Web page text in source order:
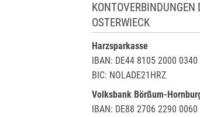
KONTOVERBINDUNGEN
OSTERWIECK
Harzsparkasse
IBAN: DE44 8105 2000
BIC: NOLADE21HRZ
Volksbank Börßum-
IBAN: DE88 2706 2290